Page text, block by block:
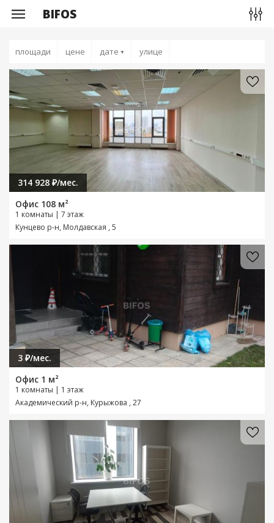
BIFOS
площади цене дате ▼ улице
314 928 ₽/мес.
Офис 108 м²
1 комнаты | 7 этаж
Кунцево р-н, Молдавская , 5
3 ₽/мес.
Офис 1 м²
1 комнаты | 1 этаж
Академический р-н, Курыжова , 27